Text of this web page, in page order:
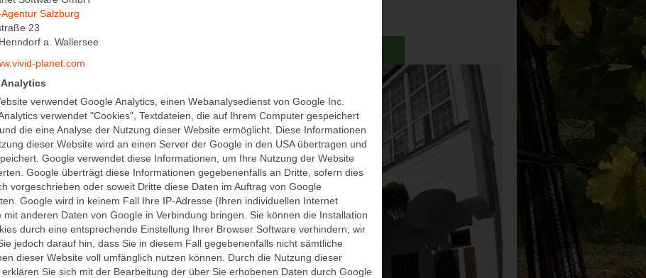
Salzburg
23
a. Wallersee
planet.com
verwendet Google Analytics, einen Webanalysedienst von Google Inc.
verwendet "Cookies", Textdateien, die auf Ihrem Computer gespeichert
die eine Analyse der Nutzung dieser Website ermöglicht. Diese Informationen
dieser Website wird an einen Server der Google in den USA übertragen und
Google verwendet diese Informationen, um Ihre Nutzung der Website
Google überträgt diese Informationen gegebenenfalls an Dritte, sofern dies
vorgeschrieben oder soweit Dritte diese Daten im Auftrag von Google
Google wird in keinem Fall Ihre IP-Adresse (Ihren individuellen Internet
mit anderen Daten von Google in Verbindung bringen. Sie können die Installation
durch eine entsprechende Einstellung Ihrer Browser Software verhindern; wir
jedoch darauf hin, dass Sie in diesem Fall gegebenenfalls nicht sämtliche
dieser Website voll umfänglich nutzen können. Durch die Nutzung dieser
Sie sich mit der Bearbeitung der über Sie erhobenen Daten durch Google
Donau